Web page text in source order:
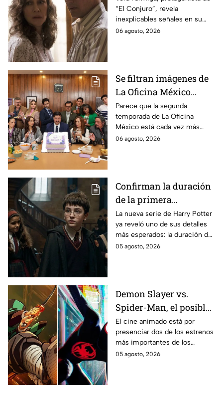
señales en su cuerpo
durante la grabación de
la película
“El Conjuro”, revela
inexplicables señales en su
cuerpo durante el rodaje de la
06 agosto, 2026
Se filtran imágenes de
La Oficina México
temporada 2 y un
detalle desata teorías
entre los fans
Parece que la segunda
temporada de La Oficina
México está cada vez más
cerca, pues el elenco ya se
06 agosto, 2026
Confirman la duración
de la primera
temporada de Harry
Potter y emocionará a
los fans de los libros
La nueva serie de Harry Potter
ya reveló uno de sus detalles
más esperados: la duración de
la primera temporada basada
05 agosto, 2026
Demon Slayer vs.
Spider-Man, el posible
gran enfrentamiento
en taquilla del 2027
El cine animado está por
presenciar dos de los estrenos
más importantes de los
últimos años.
05 agosto, 2026